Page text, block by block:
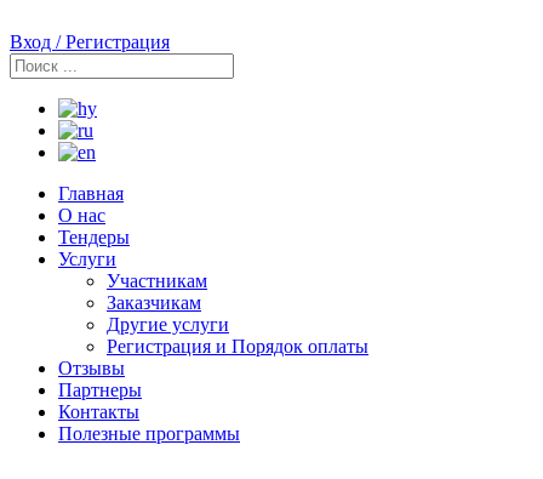
Вход / Регистрация
Главная
О нас
Тендеры
Услуги
Участникам
Заказчикам
Другие услуги
Регистрация и Порядок оплаты
Отзывы
Партнеры
Контакты
Полезные программы